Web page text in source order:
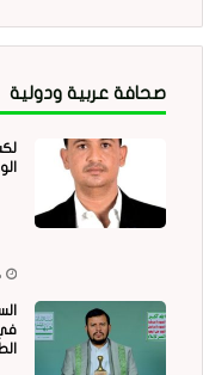
صحافة عربية ودولية
في